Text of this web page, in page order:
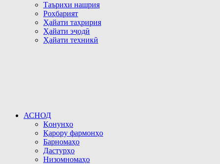
Таърихи нашрия
Роҳбарият
Ҳайати таҳририя
Ҳайати эҷодӣ
Ҳайати техникӣ
АСНОД
Қонунҳо
Қарору фармонҳо
Барномаҳо
Дастурҳо
Низомномаҳо